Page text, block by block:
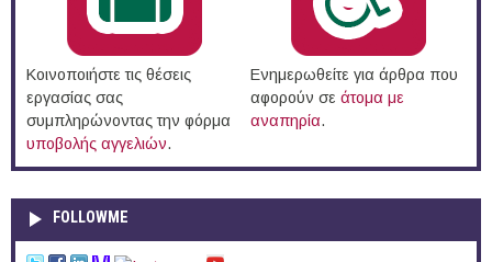
Κοινοποιήστε τις θέσεις
εργασίας σας
συμπληρώνοντας την φόρμα
υποβολής αγγελιών.
Ενημερωθείτε για άρθρα που
αφορούν σε άτομα με
αναπηρία.
FOLLOWME